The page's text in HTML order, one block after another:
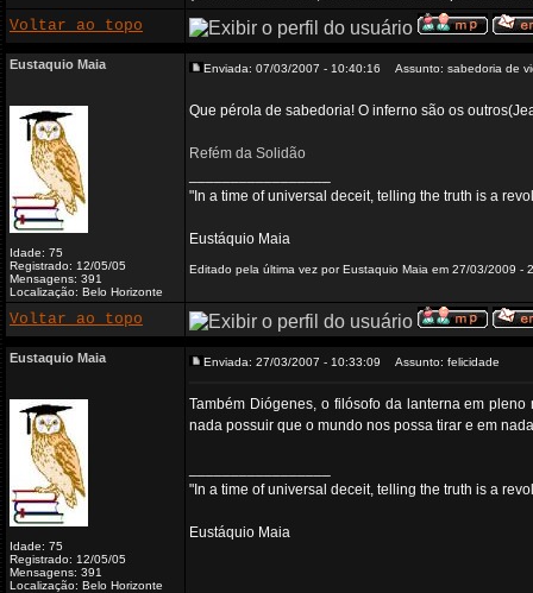
Voltar ao topo
Eustaquio Maia
Idade: 75
Registrado: 12/05/05
Mensagens: 391
Localização: Belo Horizonte
Enviada: 07/03/2007 - 10:40:16 Assunto: sabedoria de
Que pérola de sabedoria! O inferno são os
Refém da Solidão
"In a time of universal deceit, telling the truth is a
Eustáquio Maia
Editado pela última vez por Eustaquio Maia em 27/03/2009 -
Voltar ao topo
Eustaquio Maia
Idade: 75
Registrado: 12/05/05
Mensagens: 391
Localização: Belo Horizonte
Enviada: 27/03/2007 - 10:33:09 Assunto: felicidade
Também Diógenes, o filósofo da lanterna em
nada possuir que o mundo nos possa tirar e em
"In a time of universal deceit, telling the truth is a
Eustáquio Maia